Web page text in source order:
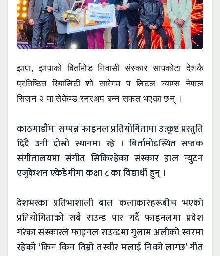
झापा, झापाको बिर्तामोड निवासी संस्कार सापकोटा देशकै
प्रतिष्ठित रियालिटी शो सारेगम प लिटल च्याम्स नेपाल
सिजन २ मा सेकेण्ड रनरअप बन्न सफल भएका छन् ।
काठमाडौंमा सम्पन्न फाइनल प्रतियोगितामा उत्कृष्ट प्रस्तुति
दिँदै उनी दोस्रो स्थानमा रहे । बिर्तामोडस्थित सप्तक
संगीतालयमा संगीत सिकिरहेका संस्कार हाल न्युटन
एजुकेशन एकेडेमीमा कक्षा ८ का विद्यार्थी हुन् ।
देशभरका प्रतिभाशाली बाल कलाकारहरूबीच भएको
प्रतियोगिताको सबै राउन्ड पार गर्दै फाइनलमा प्रवेश
गरेका संस्कारले फाइनल राउन्डमा गुलाम अलीको स्वरमा
रहेको ‘किन किन तिम्रो तस्वीर मलाई निको लाग्छ’ गीत